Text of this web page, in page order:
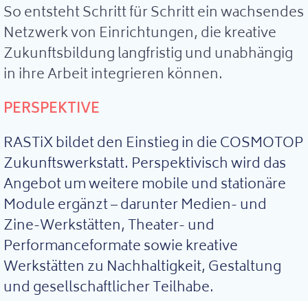
So entsteht Schritt für Schritt ein wachsendes
Netzwerk von Einrichtungen, die kreative
Zukunftsbildung langfristig und unabhängig
in ihre Arbeit integrieren können.
PERSPEKTIVE
RASTiX bildet den Einstieg in die COSMOTOP
Zukunftswerkstatt. Perspektivisch wird das
Angebot um weitere mobile und stationäre
Module ergänzt – darunter Medien- und
Zine-Werkstätten, Theater- und
Performanceformate sowie kreative
Werkstätten zu Nachhaltigkeit, Gestaltung
und gesellschaftlicher Teilhabe.